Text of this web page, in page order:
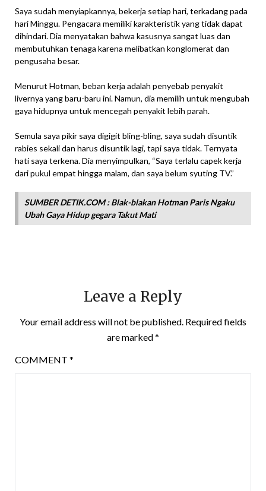
Saya sudah menyiapkannya, bekerja setiap hari, terkadang pada
hari Minggu. Pengacara memiliki karakteristik yang tidak dapat
dihindari. Dia menyatakan bahwa kasusnya sangat luas dan
membutuhkan tenaga karena melibatkan konglomerat dan
pengusaha besar.
Menurut Hotman, beban kerja adalah penyebab penyakit
livernya yang baru-baru ini. Namun, dia memilih untuk mengubah
gaya hidupnya untuk mencegah penyakit lebih parah.
Semula saya pikir saya digigit bling-bling, saya sudah disuntik
rabies sekali dan harus disuntik lagi, tapi saya tidak. Ternyata
hati saya terkena. Dia menyimpulkan, “Saya terlalu capek kerja
dari pukul empat hingga malam, dan saya belum syuting TV.”
SUMBER DETIK.COM : Blak-blakan Hotman Paris Ngaku
Ubah Gaya Hidup gegara Takut Mati
Leave a Reply
Your email address will not be published. Required fields
are marked*
COMMENT *